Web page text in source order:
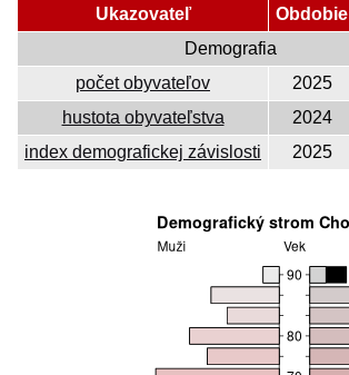
Ukazovateľ Obdobie
Demografia
počet obyvateľov
2025
hustota obyvateľstva
2024
index demografickej závislosti
2025